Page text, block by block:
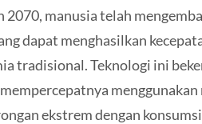
manusia telah
dapat menghasilkan
tradisional. Teknologi ini
menggunakan
ekstrem dengan